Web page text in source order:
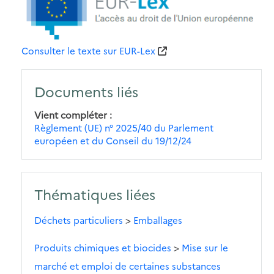
Consulter le texte sur EUR-Lex
Documents liés
Vient compléter
Règlement (UE) n° 2025/40 du Parlement
européen et du Conseil du 19/12/24
Thématiques liées
Déchets particuliers > Emballages
Produits chimiques et biocides > Mise sur le
marché et emploi de certaines substances